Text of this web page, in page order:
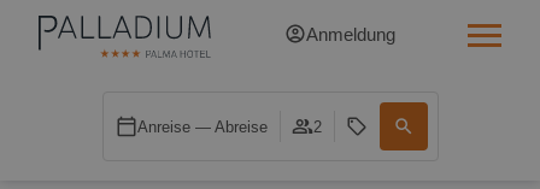
Anmeldung
Anreise — Abreise 2